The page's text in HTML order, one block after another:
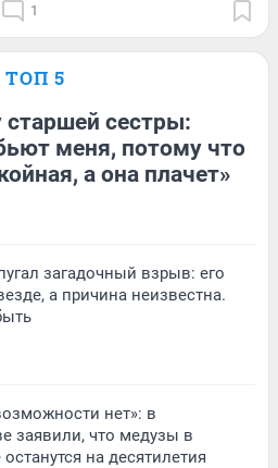
1
ТОП 5
старшей сестры:
меня, потому что
а она плачет»
загадочный взрыв: его
а причина неизвестна.
нет»: в
заявили, что медузы в
на десятилетия